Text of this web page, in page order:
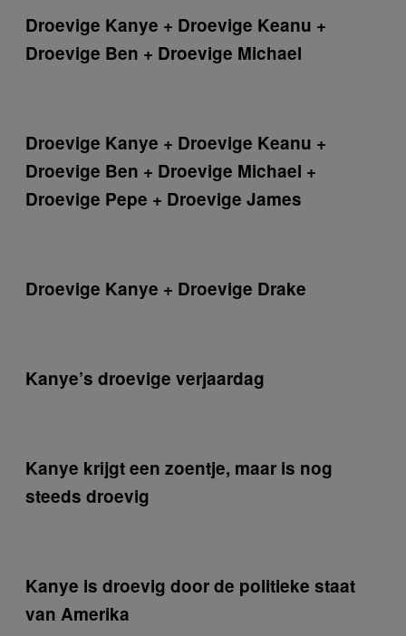
Droevige Kanye + Droevige Keanu +
Droevige Ben + Droevige Michael
Droevige Kanye + Droevige Keanu +
Droevige Ben + Droevige Michael +
Droevige Pepe + Droevige James
Droevige Kanye + Droevige Drake
Kanye’s droevige verjaardag
Kanye krijgt een zoentje, maar is nog
steeds droevig
Kanye is droevig door de politieke staat
van Amerika